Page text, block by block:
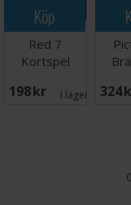
Köp
Red 7
Kortspel
198 SEK I lager: 18
324